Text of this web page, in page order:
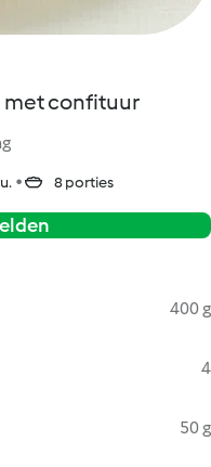
met confituur
8 porties
400 g
4
50 g